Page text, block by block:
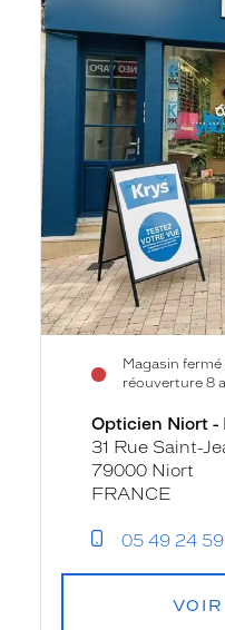
St
Jean
-
Krys
Magasin
réouverture 8
Opticien Niort -
31 Rue Saint-
79000 Niort
FRANCE
05 49 24 59